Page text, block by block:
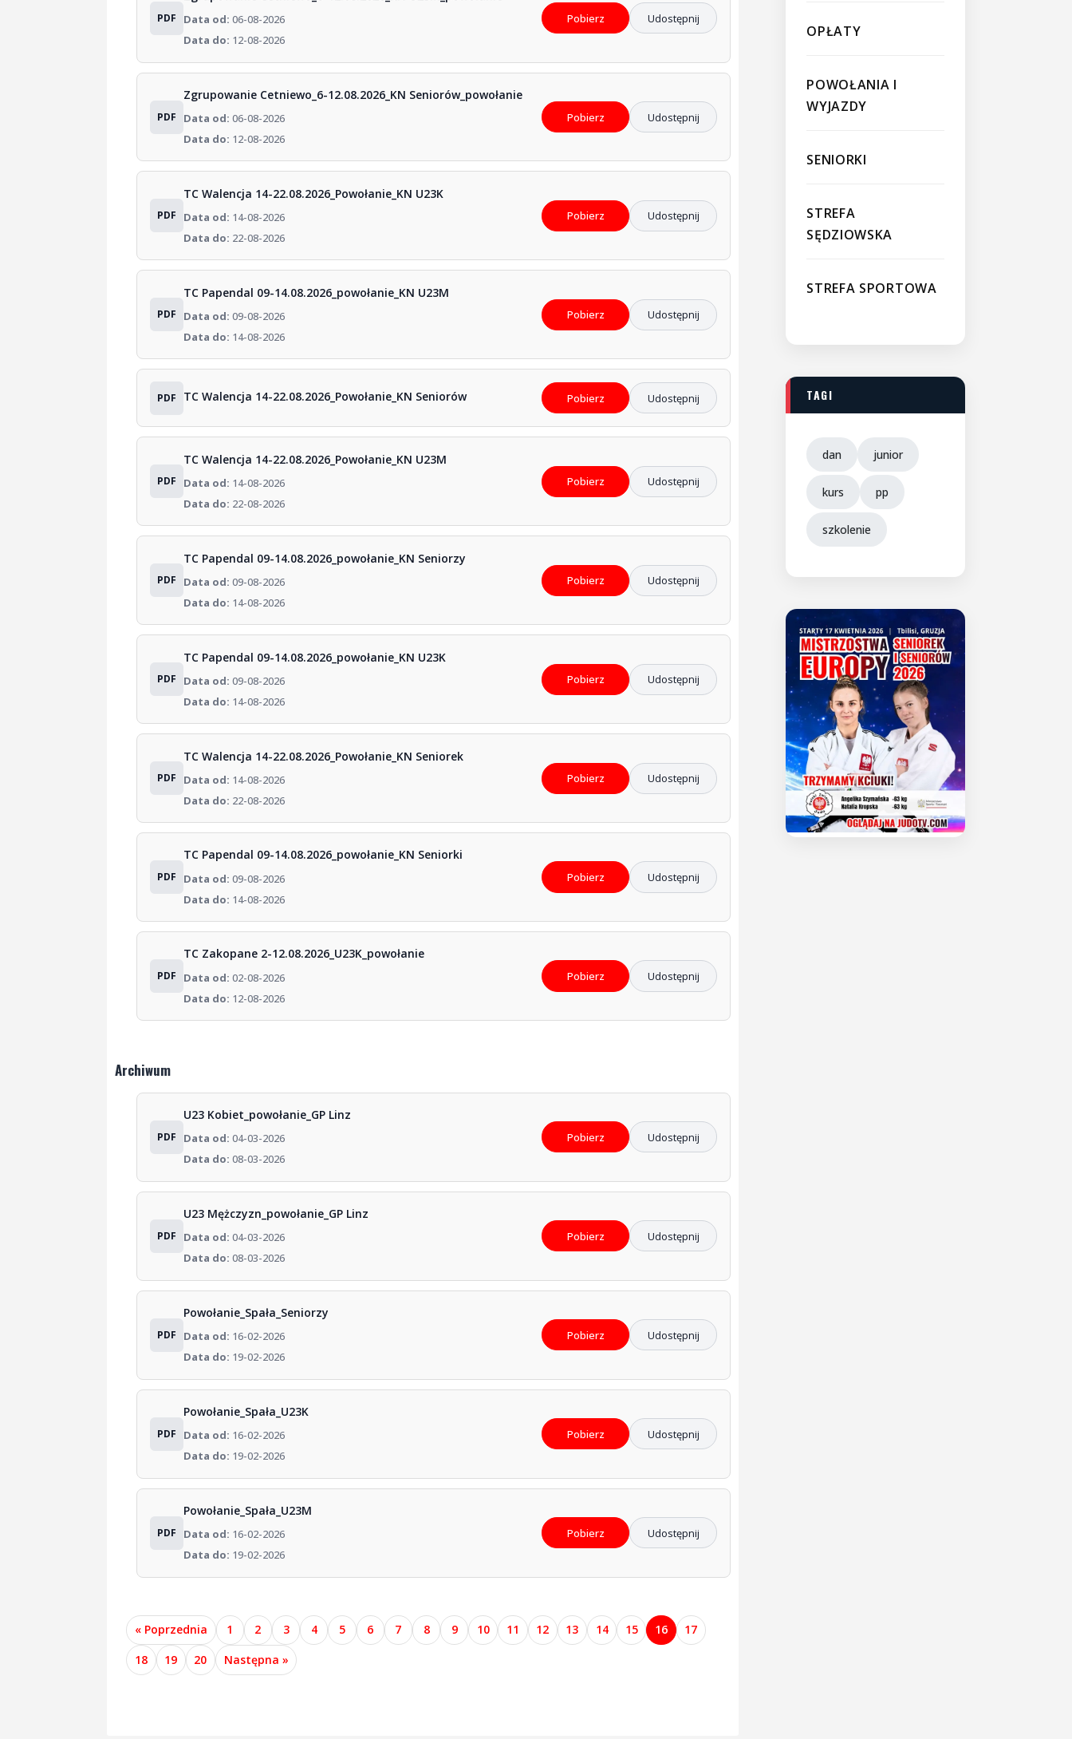
PDF Data od: 06-08-2026
Data do: 12-08-2026
Pobierz Udostępnij
PDF
Zgrupowanie Cetniewo_6-12.08.2026_KN Seniorów_powołanie
Data od: 06-08-2026
Data do: 12-08-2026
Pobierz Udostępnij
PDF
TC Walencja 14-22.08.2026_Powołanie_KN U23K
Data od: 14-08-2026
Data do: 22-08-2026
Pobierz Udostępnij
PDF
TC Papendal 09-14.08.2026_powołanie_KN U23M
Data od: 09-08-2026
Data do: 14-08-2026
Pobierz Udostępnij
PDF TC Walencja 14-22.08.2026_Powołanie_KN Seniorów Pobierz Udostępnij
PDF
TC Walencja 14-22.08.2026_Powołanie_KN U23M
Data od: 14-08-2026
Data do: 22-08-2026
Pobierz Udostępnij
PDF
TC Papendal 09-14.08.2026_powołanie_KN Seniorzy
Data od: 09-08-2026
Data do: 14-08-2026
Pobierz Udostępnij
PDF
TC Papendal 09-14.08.2026_powołanie_KN U23K
Data od: 09-08-2026
Data do: 14-08-2026
Pobierz Udostępnij
PDF
TC Walencja 14-22.08.2026_Powołanie_KN Seniorek
Data od: 14-08-2026
Data do: 22-08-2026
Pobierz Udostępnij
PDF
TC Papendal 09-14.08.2026_powołanie_KN Seniorki
Data od: 09-08-2026
Data do: 14-08-2026
Pobierz Udostępnij
PDF
TC Zakopane 2-12.08.2026_U23K_powołanie
Data od: 02-08-2026
Data do: 12-08-2026
Pobierz Udostępnij
Archiwum
PDF
U23 Kobiet_powołanie_GP Linz
Data od: 04-03-2026
Data do: 08-03-2026
Pobierz Udostępnij
PDF
U23 Mężczyzn_powołanie_GP Linz
Data od: 04-03-2026
Data do: 08-03-2026
Pobierz Udostępnij
PDF
Powołanie_Spała_Seniorzy
Data od: 16-02-2026
Data do: 19-02-2026
Pobierz Udostępnij
PDF
Powołanie_Spała_U23K
Data od: 16-02-2026
Data do: 19-02-2026
Pobierz Udostępnij
PDF
Powołanie_Spała_U23M
Data od: 16-02-2026
Data do: 19-02-2026
Pobierz Udostępnij
« Poprzednia 1 2 3 4 5 6 7 8 9 10 11 12 13 14 15 16
17
18
19 20 Następna »
OPŁATY
POWOŁANIA I
WYJAZDY
SENIORKI
STREFA
SĘDZIOWSKA
STREFA SPORTOWA
TAGI
dan junior
kurs pp
szkolenie